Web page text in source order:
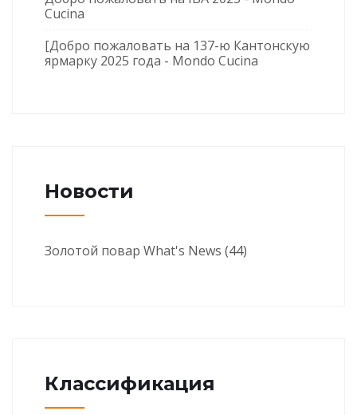
Cucina
[Добро пожаловать на 137-ю Кантонскую
ярмарку 2025 года - Mondo Cucina
Новости
Золотой повар What's News (44)
Классификация